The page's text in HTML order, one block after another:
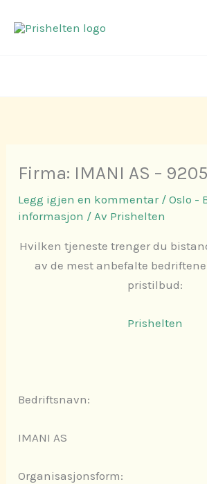
rett
Firma: IMANI AS –
Legg igjen en kommentar /Oslo -
informasjon / Av Prishelten
Hvilken tjeneste trenger du
av de mest anbefalte
pristilbud:
Prishelten
Bedriftsnavn:
IMANI AS
Organisasjonsform: